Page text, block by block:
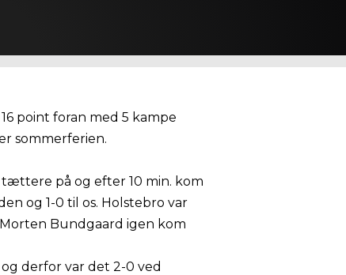
point foran med 5 kampe
sommerferien.
på og efter 10 min. kom
og 1-0 til os. Holstebro var
Bundgaard igen kom
derfor var det 2-0 ved